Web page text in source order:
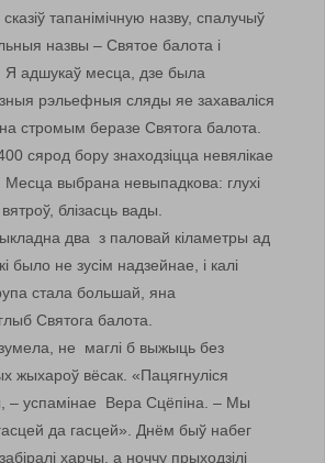
тапанімічную назву, спалучыў
назвы – Святое балота і
Я адшукаў месца, дзе была
рэльефныя сляды яе захаваліся
стромым беразе Святога балота.
сярод бору знаходзіцца невялікае
Месца выбрана невыпадкова: глухі
блізасць вады.
два з паловай кіламетры ад
было не зусім надзейнае, і калі
стала большай, яна
Святога балота.
не маглі б выжыць без
жыхароў вёсак. «Пацягнуліся
– успамінае Вера Сцёпіна. – Мы
да гасцей». Днём быў набег
харчы, а ноччу прыходзілі